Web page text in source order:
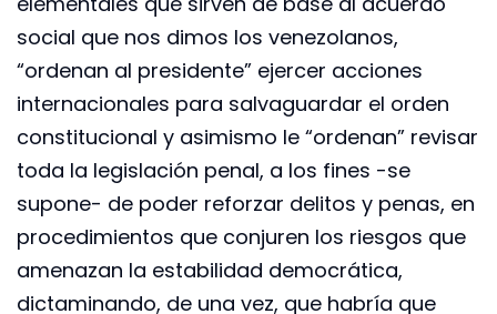
social que nos dimos los venezolanos,
“ordenan al presidente” ejercer acciones
internacionales para salvaguardar el orden
constitucional y asimismo le “ordenan” revisar
toda la legislación penal, a los fines -se
supone- de poder reforzar delitos y penas, en
procedimientos que conjuren los riesgos que
amenazan la estabilidad democrática,
dictaminando, de una vez, que habría que